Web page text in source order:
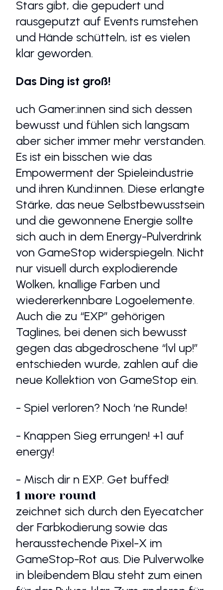
Stars gibt, die gepudert und
rausgeputzt auf Events rumstehen
und Hände schütteln, ist es vielen
klar geworden.
Das Ding ist groß!
uch Gamer:innen sind sich dessen
bewusst und fühlen sich langsam
aber sicher immer mehr verstanden.
Es ist ein bisschen wie das
Empowerment der Spieleindustrie
und ihren Kund:innen. Diese erlangte
Stärke, das neue Selbstbewusstsein
und die gewonnene Energie sollte
sich auch in dem Energy-Pulverdrink
von GameStop widerspiegeln. Nicht
nur visuell durch explodierende
Wolken, knallige Farben und
wiedererkennbare Logoelemente.
Auch die zu “EXP” gehörigen
Taglines, bei denen sich bewusst
gegen das abgedroschene “lvl up!”
entschieden wurde, zahlen auf die
neue Kollektion von GameStop ein.
- Spiel verloren? Noch ‘ne Runde!
- Knappen Sieg errungen! +1 auf
energy!
- Misch dir n EXP. Get buffed!
1 more round
zeichnet sich durch den Eyecatcher
der Farbkodierung sowie das
herausstechende Pixel-X im
GameStop-Rot aus. Die Pulverwolke
in bleibendem Blau steht zum einen